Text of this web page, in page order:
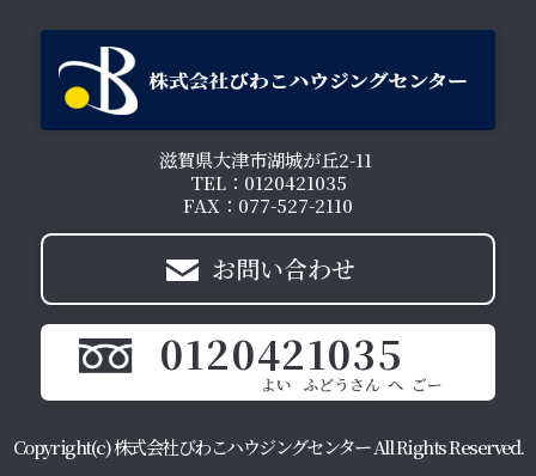
滋賀県大津市湖城が丘2-11
TEL：0120421035
FAX：077-527-2110
お問い合わせ
0120421035
Copyright(c) 株式会社びわこハウジングセンター All Rights Reserved.